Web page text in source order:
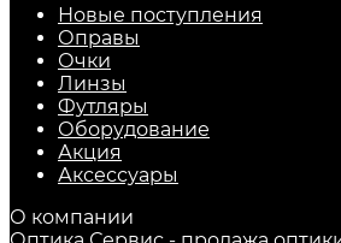
Новые поступления
Оправы
Очки
Линзы
Футляры
Оборудование
Акция
Аксессуары
О компании